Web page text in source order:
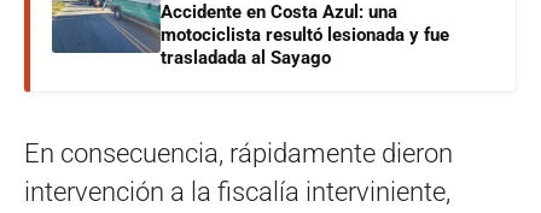
Accidente en Costa Azul: una
motociclista resultó lesionada y fue
trasladada al Sayago
En consecuencia, rápidamente dieron
intervención a la fiscalía interviniente,